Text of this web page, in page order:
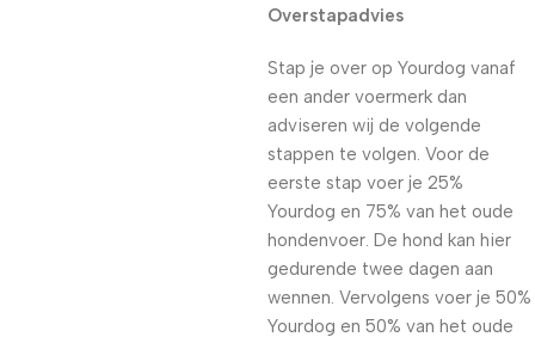
Overstapadvies
Stap je over op Yourdog vanaf
een ander voermerk dan
adviseren wij de volgende
stappen te volgen. Voor de
eerste stap voer je 25%
Yourdog en 75% van het oude
hondenvoer. De hond kan hier
gedurende twee dagen aan
wennen. Vervolgens voer je 50%
Yourdog en 50% van het oude